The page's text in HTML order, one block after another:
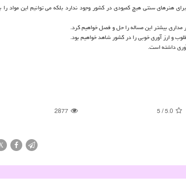
هنرهای سنتی هیچ کمبودی در کشور وجود ندارد بلکه می توانیم این مواد را
مداری بیشتر این مساله را حل و فصل خواهیم کرد.
و ارز آوری خوبی را در کشور شاهد خواهیم بود.
5.0
/
5
2877